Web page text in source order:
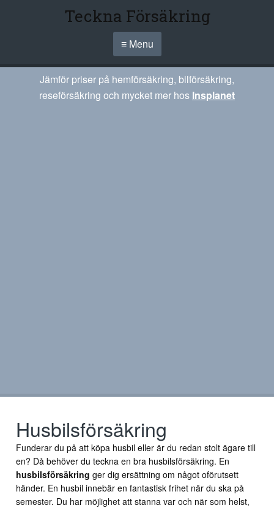
Teckna Försäkring
≡ Menu
Jämför priser på hemförsäkring, bilförsäkring,
reseförsäkring och mycket mer hos Insplanet
Husbilsförsäkring
Funderar du på att köpa husbil eller är du redan stolt ägare till
en? Då behöver du teckna en bra husbilsförsäkring. En
husbilsförsäkring ger dig ersättning om något oförutsett
händer. En husbil innebär en fantastisk frihet när du ska på
semester. Du har möjlighet att stanna var och när som helst,